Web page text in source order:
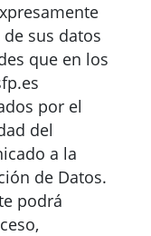
sus datos
que en los
por el
del
a la
de Datos.
podrá